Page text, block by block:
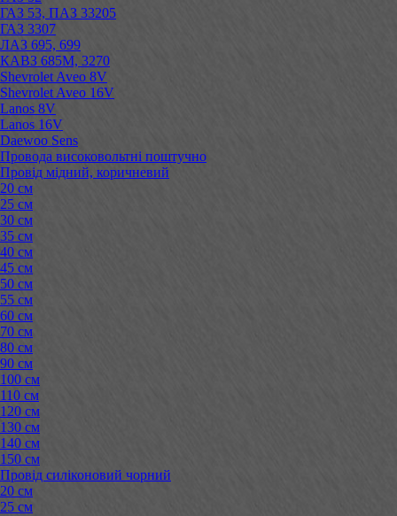
ГАЗ 53, ПАЗ 33205
ГАЗ 3307
ЛАЗ 695, 699
КАВЗ 685М, 3270
Shevrolet Aveo 8V
Shevrolet Aveo 16V
Lanos 8V
Lanos 16V
Daewoo Sens
Провода високовольтні поштучно
Провід мідний, коричневий
20 см
25 см
30 см
35 см
40 см
45 см
50 см
55 см
60 см
70 см
80 см
90 см
100 см
110 см
120 см
130 см
140 см
150 см
Провід силіконовий чорний
20 см
25 см